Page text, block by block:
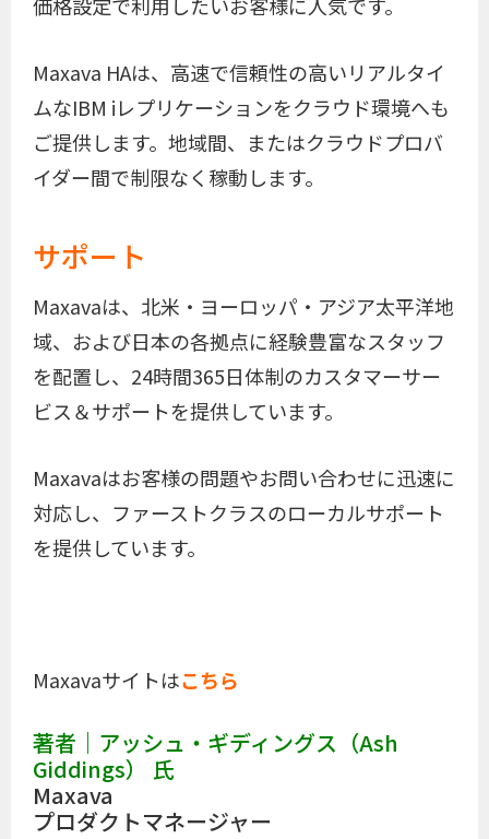
価格設定で利用したいお客様に人気です。
Maxava HAは、高速で信頼性の高いリアルタイ
ムなIBM iレプリケーションをクラウド環境へも
ご提供します。地域間、またはクラウドプロバ
イダー間で制限なく稼動します。
サポート
Maxavaは、北米・ヨーロッパ・アジア太平洋地
域、および日本の各拠点に経験豊富なスタッフ
を配置し、24時間365日体制のカスタマーサー
ビス＆サポートを提供しています。
Maxavaはお客様の問題やお問い合わせに迅速に
対応し、ファーストクラスのローカルサポート
を提供しています。
Maxavaサイトはこちら
著者｜アッシュ・ギディングス（Ash
Giddings） 氏
Maxava
プロダクトマネージャー